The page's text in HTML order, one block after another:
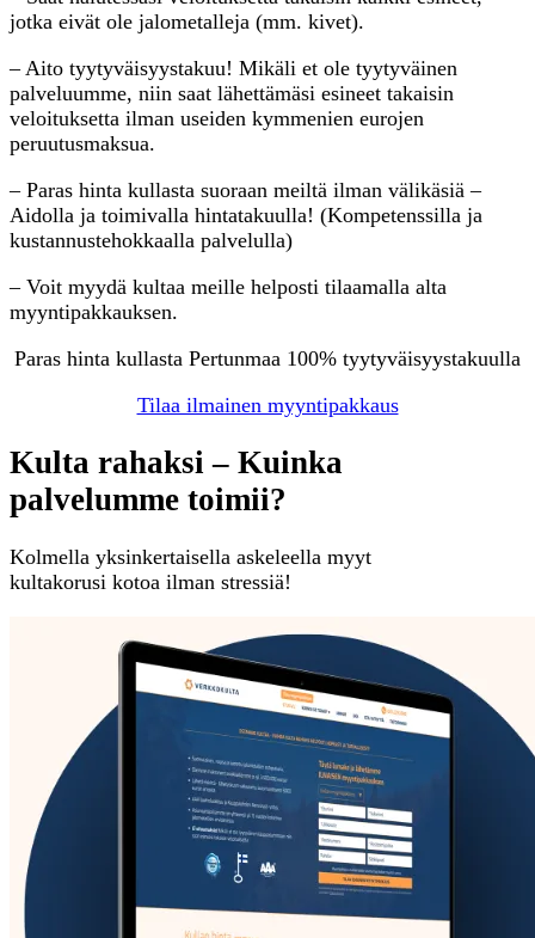
jotka eivät ole jalometalleja (mm. kivet).
– Aito tyytyväisyystakuu! Mikäli et ole tyytyväinen
palveluumme, niin saat lähettämäsi esineet takaisin
veloituksetta ilman useiden kymmenien eurojen
peruutusmaksua.
– Paras hinta kullasta suoraan meiltä ilman välikäsiä –
Aidolla ja toimivalla hintatakuulla! (Kompetenssilla ja
kustannustehokkaalla palvelulla)
– Voit myydä kultaa meille helposti tilaamalla alta
myyntipakkauksen.
Paras hinta kullasta Pertunmaa 100% tyytyväisyystakuulla
Tilaa ilmainen myyntipakkaus
Kulta rahaksi – Kuinka
palvelumme toimii?
Kolmella yksinkertaisella askeleella myyt
kultakorusi kotoa ilman stressiä!